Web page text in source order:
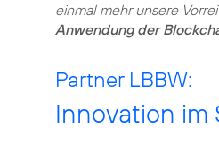
einmal mehr unsere
Anwendung der
Partner LBBW:
Innovation